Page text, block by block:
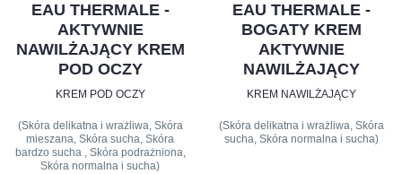
EAU THERMALE -
AKTYWNIE
NAWILŻAJĄCY KREM
POD OCZY
KREM POD OCZY
(Skóra delikatna i wrażliwa, Skóra
mieszana, Skóra sucha, Skóra
bardzo sucha , Skóra podrażniona,
Skóra normalna i sucha)
EAU THERMALE -
BOGATY KREM
AKTYWNIE
NAWILŻAJĄCY
KREM NAWILŻAJĄCY
(Skóra delikatna i wrażliwa, Skóra
sucha, Skóra normalna i sucha)